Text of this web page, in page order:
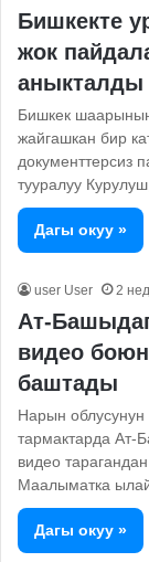
Бишкекте
жок
аныкталды
Бишкек
жайгашкан бир
документтерсиз
тууралуу
Дагы окуу »
user User 2
Ат-
видео
баштады
Нарын
тармактарда Ат-
видео
Маалыматка
Дагы окуу »